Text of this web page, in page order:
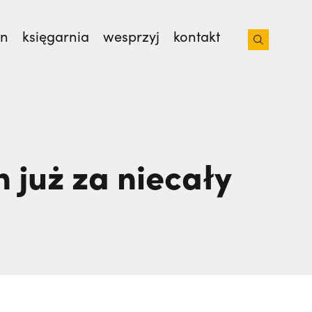
księgarnia wesprzyj kontakt
już za niecały